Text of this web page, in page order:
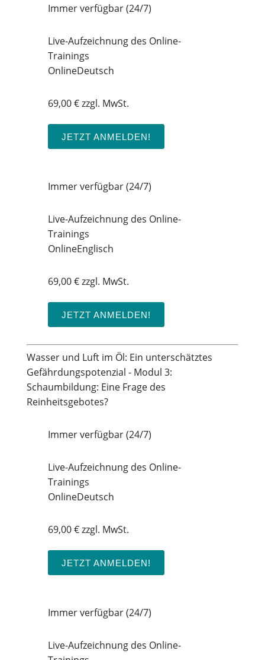
Immer verfügbar (24/7)
Live-Aufzeichnung des Online-
Trainings
OnlineDeutsch
69,00 € zzgl. MwSt.
JETZT ANMELDEN!
Immer verfügbar (24/7)
Live-Aufzeichnung des Online-
Trainings
OnlineEnglisch
69,00 € zzgl. MwSt.
JETZT ANMELDEN!
Wasser und Luft im Öl: Ein unterschätztes
Gefährdungspotenzial - Modul 3:
Schaumbildung: Eine Frage des
Reinheitsgebotes?
Immer verfügbar (24/7)
Live-Aufzeichnung des Online-
Trainings
OnlineDeutsch
69,00 € zzgl. MwSt.
JETZT ANMELDEN!
Immer verfügbar (24/7)
Live-Aufzeichnung des Online-